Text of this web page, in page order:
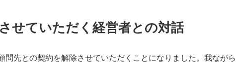
せていただく経営者との対話
先との契約を解除させていただくことになりました。我ながら